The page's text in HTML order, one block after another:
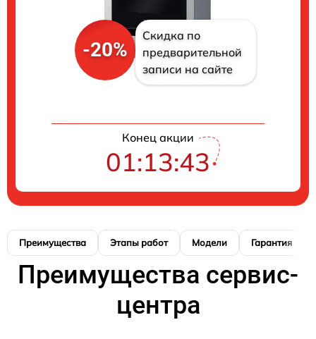
-20%
Скидка по
предварительной
записи на сайте
Конец акции
01:13:42
Преимущества Этапы работ Модели Гарантия
Преимущества сервис-
центра